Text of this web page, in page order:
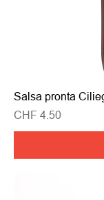
Salsa pronta
Preis
CHF 4.50